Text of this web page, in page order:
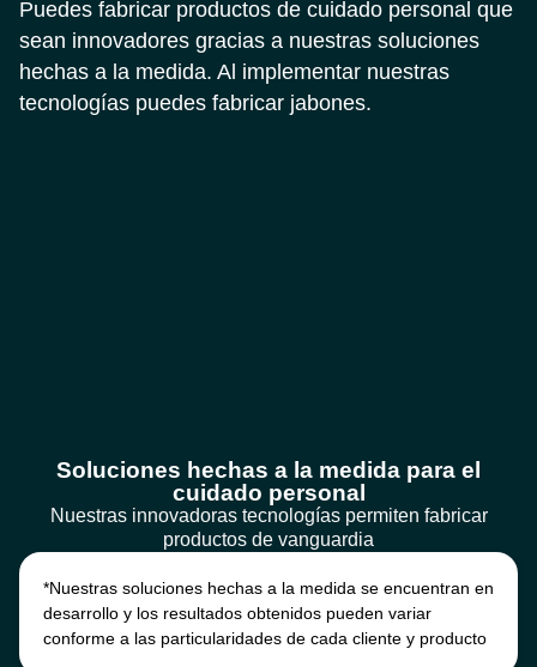
Puedes fabricar productos de cuidado personal que
sean innovadores gracias a nuestras soluciones
hechas a la medida. Al implementar nuestras
tecnologías puedes fabricar jabones.
Soluciones hechas a la medida para el
cuidado personal
Nuestras innovadoras tecnologías permiten fabricar
productos de vanguardia
*Nuestras soluciones hechas a la medida se encuentran en
desarrollo y los resultados obtenidos pueden variar
conforme a las particularidades de cada cliente y producto